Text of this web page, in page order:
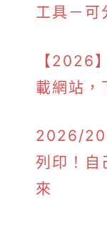
工具－可
【2026
載網站，
2026/
列印！自
來